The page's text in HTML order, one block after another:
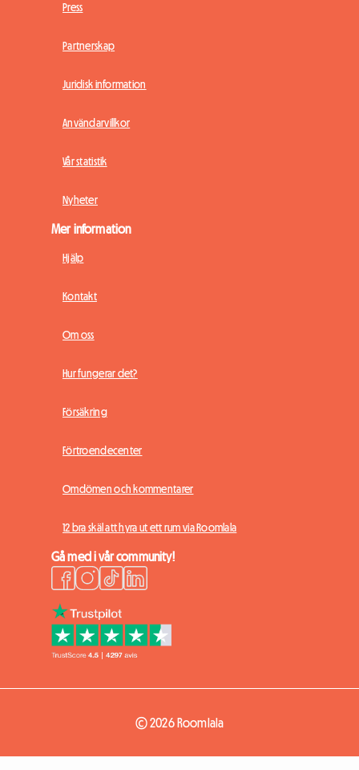
Press
Partnerskap
Juridisk information
Användarvillkor
Vår statistik
Nyheter
Mer information
Hjälp
Kontakt
Om oss
Hur fungerar det?
Försäkring
Förtroendecenter
Omdömen och kommentarer
12 bra skäl att hyra ut ett rum via Roomlala
Gå med i vår community!
© 2026 Roomlala